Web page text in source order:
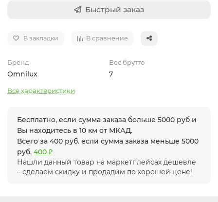
Быстрый заказ
В закладки В сравнение
Бренд
Omnilux
Вес брутто
7
Все характеристики
Бесплатно, если сумма заказа больше 5000 руб и
Вы находитесь в 10 км от МКАД.
Всего за 400 руб. если сумма заказа меньше 5000
руб. 400 ₽
Нашли данный товар на маркетплейсах дешевле
– сделаем скидку и продадим по хорошей цене!